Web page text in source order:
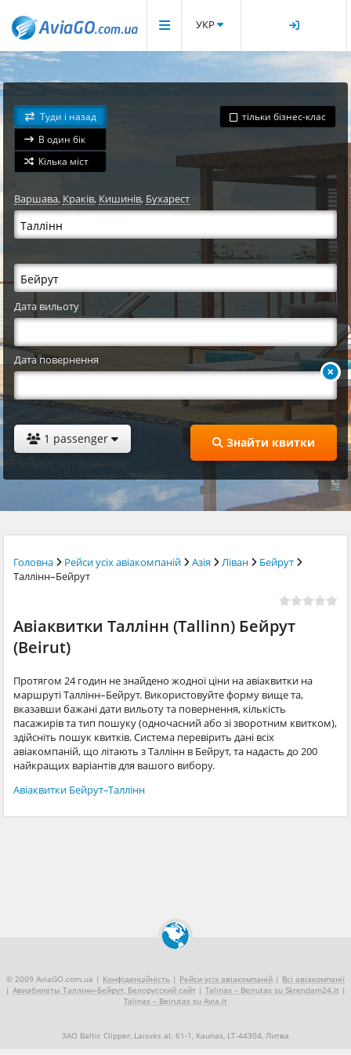
УКР
Туди і назад
В один бік
Кілька міст
тільки бізнес-клас
Варшава,Краків, Кишинів, Бухарест
Дата вильоту
Дата повернення
1 passenger Знайти квитки
Головна Рейси усіх авіакомпаній Азія Ліван
Бейрут
Таллінн–Бейрут
Авіаквитки Таллінн (Tallinn) Бейрут
(Beirut)
Протягом 24 годин не знайдено жодної ціни на авіаквитки на
маршруті Таллінн–Бейрут. Використовуйте форму вище та,
вказавши бажані дати вильоту та повернення, кількість
пасажирів та тип пошуку (одночасний або зі зворотним квитком),
здійсніть пошук квитків. Система перевірить дані всіх
авіакомпаній, що літають з Таллінн в Бейрут, та надасть до 200
найкращих варіантів для вашого вибору.
Авіаквитки Бейрут–Таллінн
© 2009 AviaGO.com.ua | Конфіденційність | Рейси усіх авіакомпаній | Всі авіакомпанії
| Авиабилеты Таллінн–Бейрут, Белорусский сайт| Talinas – Beirutas su Skrendam24.lt |
Talinas – Beirutas su Avia.lt
ЗАО Baltic Clipper, Laisvės al. 61-1, Kaunas, LT-44304, Литва